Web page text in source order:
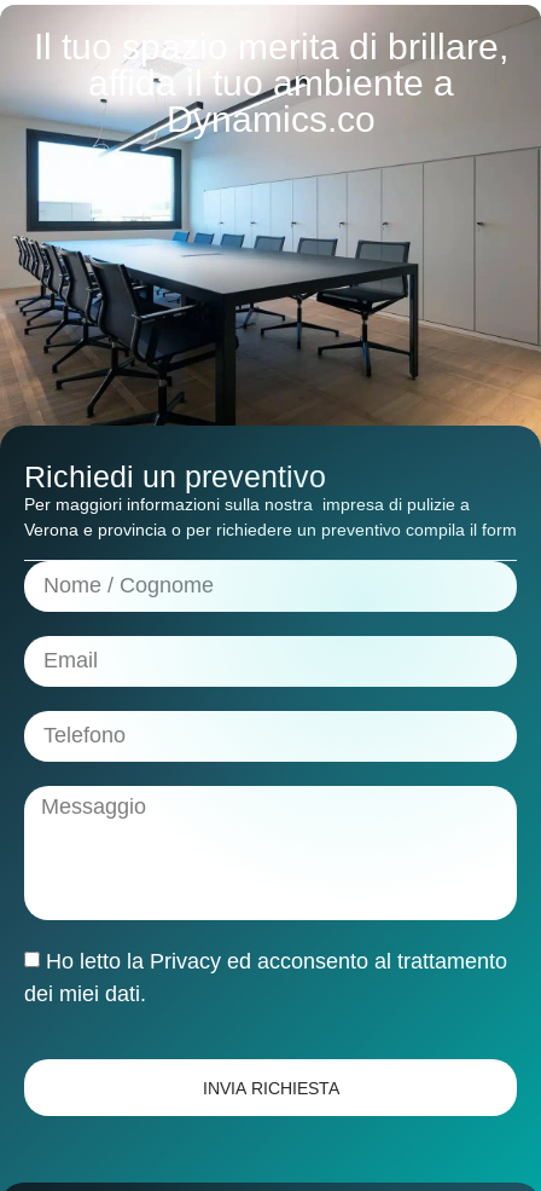
Il tuo spazio merita di brillare,
affida il tuo ambiente a
Dynamics.co
Per maggiori informazioni sulla nostra impresa di pulizie a
Verona e provincia o per richiedere un preventivo compila il form
Richiedi un preventivo
Ho letto la Privacy ed acconsento al trattamento
dei miei dati.
INVIA RICHIESTA